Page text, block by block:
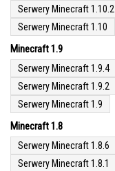
Serwery Minecraft 1.10.2
Serwery Minecraft 1.10
Minecraft 1.9
Serwery Minecraft 1.9.4
Serwery Minecraft 1.9.2
Serwery Minecraft 1.9
Minecraft 1.8
Serwery Minecraft 1.8.6
Serwery Minecraft 1.8.1